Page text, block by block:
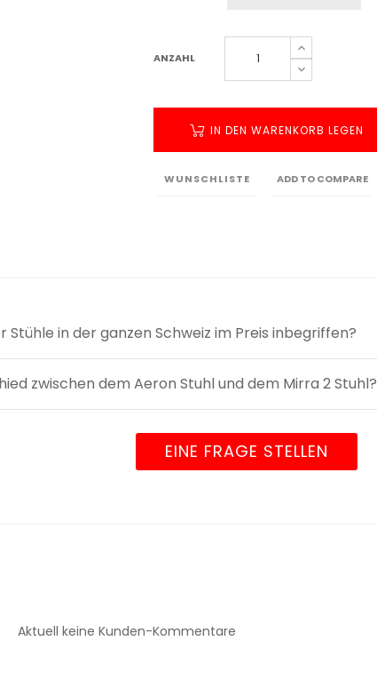
ANZAHL
IN DEN WARENKORB LEGEN
WUNSCHLISTE ADD TO COMPARE
Stühle in der ganzen Schweiz im Preis inbegriffen?
zwischen dem Aeron Stuhl und dem Mirra 2 Stuhl?
EINE FRAGE STELLEN
Aktuell keine Kunden-Kommentare